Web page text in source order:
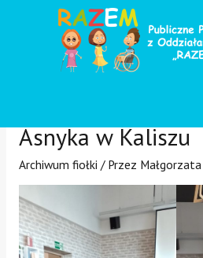
Spotkanie z
ilustratorką
Asnyka w Kaliszu
Archiwum fiołki / Przez